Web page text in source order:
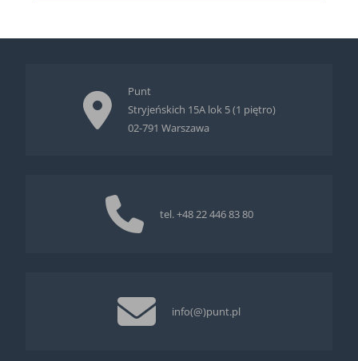
Punt
Stryjeńskich 15A lok 5 (1 piętro)
02-791 Warszawa
tel. +48 22 446 83 80
info(@)punt.pl